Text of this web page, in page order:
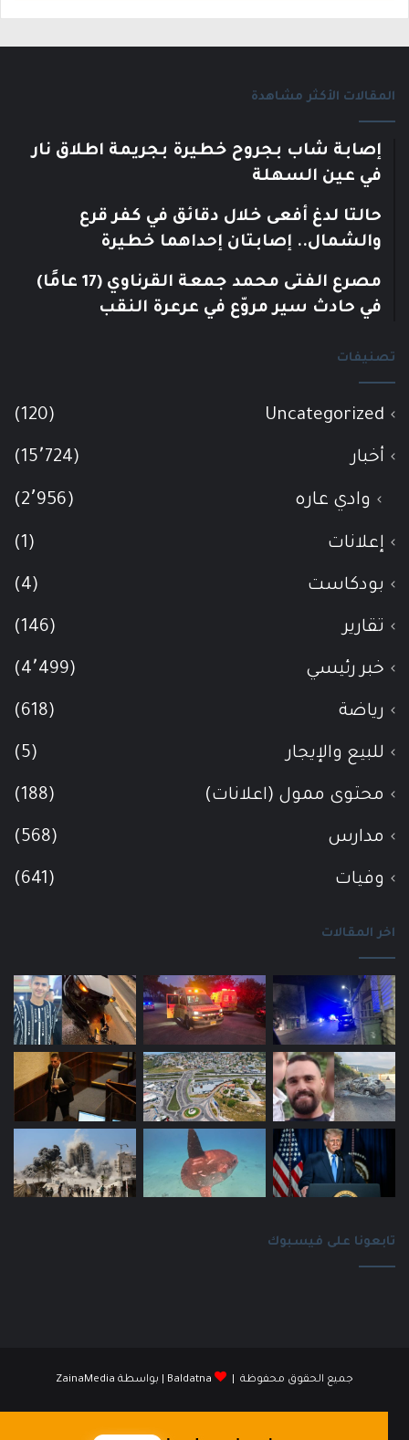
المقالات الأكثر مشاهدة
إصابة شاب بجروح خطيرة بجريمة اطلاق نار
في عين السهلة
حالتا لدغ أفعى خلال دقائق في كفر قرع
والشمال.. إصابتان إحداهما خطيرة
مصرع الفتى محمد جمعة القرناوي (17 عامًا)
في حادث سير مروّع في عرعرة النقب
تصنيفات
Uncategorized
(120)
أخبار (15٬724)
وادي عاره (2٬956)
إعلانات (1)
بودكاست (4)
تقارير (146)
خبر رئيسي (4٬499)
رياضة (618)
للبيع والإيجار (5)
محتوى ممول (اعلانات) (188)
مدارس (568)
وفيات (641)
اخر المقالات
تابعونا على فيسبوك
جميع الحقوق محفوظة | Baldatna | بواسطة ZainaMedia